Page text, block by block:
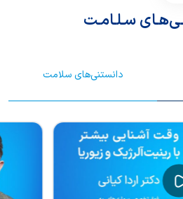
سـلـامـت
دانستنی‌های سلامت